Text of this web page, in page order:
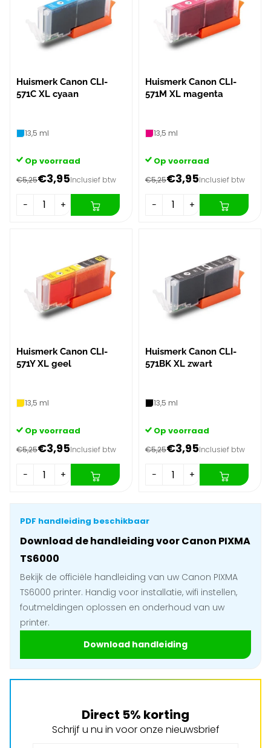
Huismerk Canon CLI-
571C XL cyaan
13,5 ml
Op voorraad
€5,25€3,95Inclusief btw
− +
Huismerk Canon CLI-
571M XL magenta
13,5 ml
Op voorraad
€5,25€3,95Inclusief btw
− +
Huismerk Canon CLI-
571Y XL geel
13,5 ml
Op voorraad
€5,25€3,95Inclusief btw
− +
Huismerk Canon CLI-
571BK XL zwart
13,5 ml
Op voorraad
€5,25€3,95Inclusief btw
− +
PDF handleiding beschikbaar
Download de handleiding voor Canon PIXMA
TS6000
Bekijk de officiële handleiding van uw Canon PIXMA
TS6000 printer. Handig voor installatie, wifi instellen,
foutmeldingen oplossen en onderhoud van uw
printer.
Download handleiding
Direct 5% korting
Schrijf u nu in voor onze nieuwsbrief